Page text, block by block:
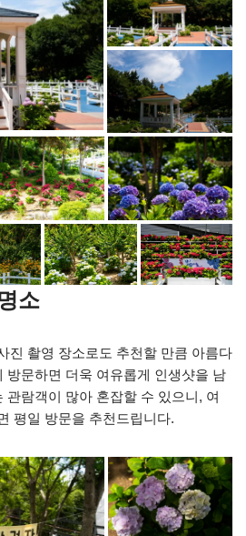
소
진 촬영 장소로도 추천할 만큼 아름다
방문하면 더욱 여유롭게 인생샷을 남
관람객이 많아 혼잡할 수 있으니, 여
평일 방문을 추천드립니다.